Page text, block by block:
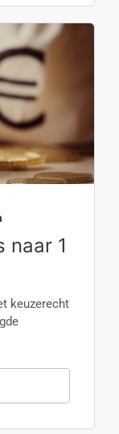
naar 1
keuzerecht